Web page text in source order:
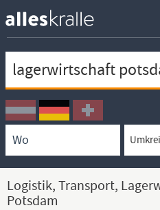
Ortssuche
Umkreissuche
Arbeitsform
Logistik, Transport,
Potsdam